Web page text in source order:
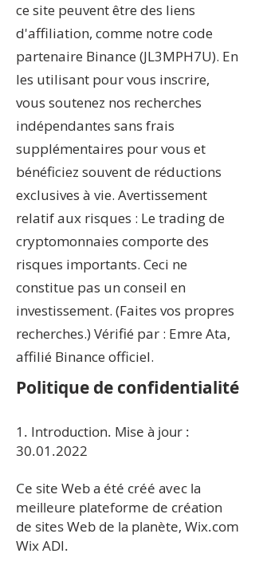
ce site peuvent être des liens
d'affiliation, comme notre code
partenaire Binance (JL3MPH7U). En
les utilisant pour vous inscrire,
vous soutenez nos recherches
indépendantes sans frais
supplémentaires pour vous et
bénéficiez souvent de réductions
exclusives à vie. Avertissement
relatif aux risques : Le trading de
cryptomonnaies comporte des
risques importants. Ceci ne
constitue pas un conseil en
investissement. (Faites vos propres
recherches.) Vérifié par : Emre Ata,
affilié Binance officiel.
Politique de confidentialité
1. Introduction. Mise à jour :
30.01.2022
Ce site Web a été créé avec la
meilleure plateforme de création
de sites Web de la planète, Wix.com
Wix ADI.